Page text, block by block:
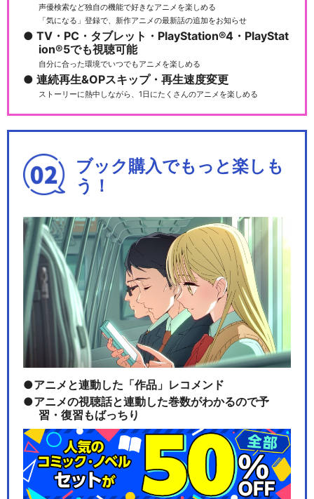
声優検索など独自の機能で好きなアニメを楽しめる
「気になる」登録で、新作アニメの最新話の追加をお知らせ
TV・PC・タブレット・PlayStation®4・PlayStat
ion®5でも視聴可能
自分に合った環境でいつでもアニメを楽しめる
連続再生&OPスキップ・再生速度変更
ストーリーに熱中しながら、1日にたくさんのアニメを楽しめる
ブック購入でもっと楽しも
う！
アニメと連動した「作品」レコメンド
アニメの視聴話と連動した巻数がわかるので予
習・復習もばっちり